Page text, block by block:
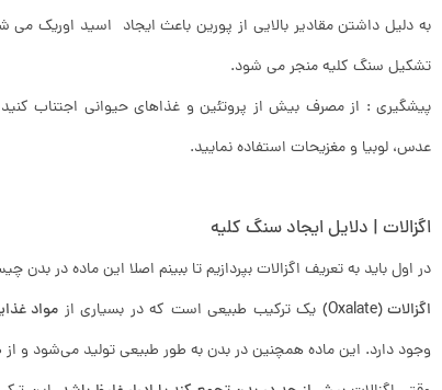
به دلیل داشتن مقادیر بالایی از پورین باعث ایجاد اسید اوریک
تشکیل سنگ کلیه منجر می شود.
پیشگیری : از مصرف بیش از پروتئین و غذاهای حیوانی اجتناب کنید
عدس، لوبیا و مغزیحات استفاده نمایید.
اگزالات | دلایل ایجاد سنگ کلیه
در اول باید به تعریف اگزالات بپردازیم تا ببینم اصلا این ماده در بدن
اگزالات (Oxalate)
یک ترکیب طبیعی است که در بسیاری از مواد
وجود دارد. این ماده همچنین در بدن به طور طبیعی تولید می‌شود و